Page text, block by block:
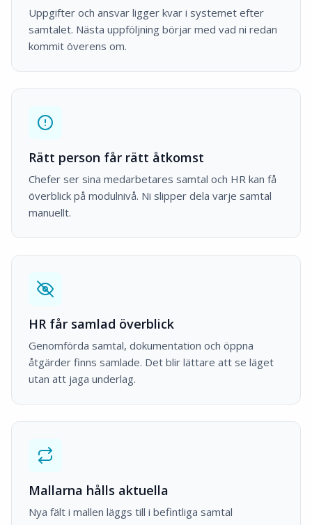
Uppgifter och ansvar ligger kvar i systemet efter
samtalet. Nästa uppföljning börjar med vad ni redan
kommit överens om.
Rätt person får rätt åtkomst
Chefer ser sina medarbetares samtal och HR kan få
överblick på modulnivå. Ni slipper dela varje samtal
manuellt.
HR får samlad överblick
Genomförda samtal, dokumentation och öppna
åtgärder finns samlade. Det blir lättare att se läget
utan att jaga underlag.
Mallarna hålls aktuella
Nya fält i mallen läggs till i befintliga samtal